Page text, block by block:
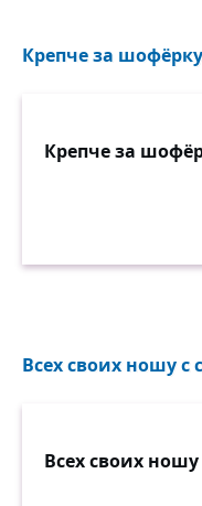
Крепче за
Крепче за
Всех своих ношу с
Всех своих ношу